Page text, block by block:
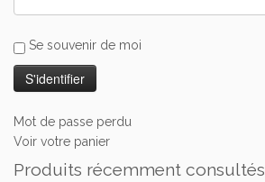
Se souvenir de moi
Mot de passe perdu
Voir votre panier
Produits récemment consultés